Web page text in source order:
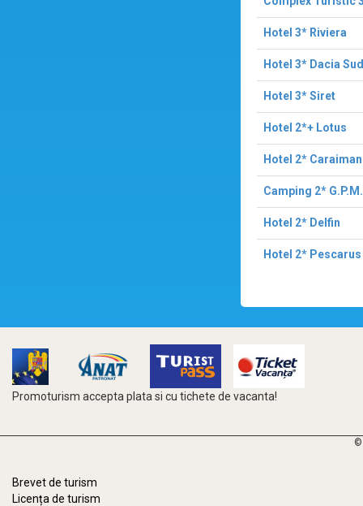
Hotel 3* Riviera
Hotel 3* Dacia Sud
Hotel 3* Siret
Hotel 2*+ Lotus
Hotel 2* Caraiman
Camping 2* G.P.M.
Hotel 2* Delfin
Hotel 2* Pescarus
Promoturism accepta plata si cu tichete de vacanta!
©
Brevet de turism
Licența de turism